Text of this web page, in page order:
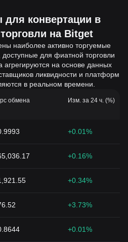
конвертации в
на Bitget
наиболее активно торгуемые
для фиатной торговли
на основе данных
ликвидности и платформ
в реальном времени.
обмена Изм. за 24 ч. (%)
+0.01%
+0.16%
+0.34%
+3.73%
+0.01%